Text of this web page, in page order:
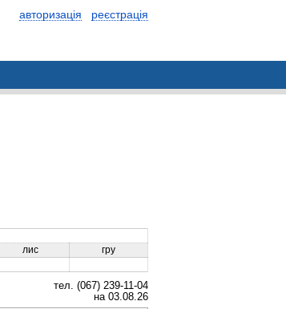
авторизація реєстрація
лис
гру
тел. (067) 239-11-04
на 03.08.26